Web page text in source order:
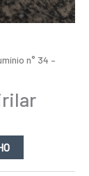
n° 34 –